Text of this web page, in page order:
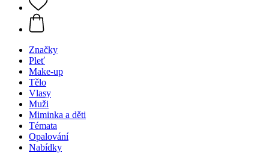
Značky
Pleť
Make-up
Tělo
Vlasy
Muži
Miminka a děti
Témata
Opalování
Nabídky